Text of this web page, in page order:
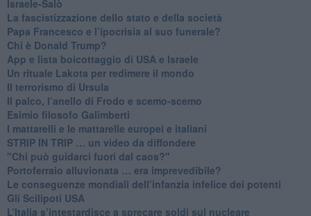
Israele-Salò
​La fascistizzazione dello stato e della società
Papa Francesco e l’ipocrisia al suo funerale?
​Chi è Donald Trump?
App e lista boicottaggio di USA e Israele
​Un rituale Lakota per redimere il mondo
Il terrorismo di Ursula
​Il palco, l’anello di Frodo e scemo-scemo
Esimio filosofo Galimberti
​I mattarelli e le mattarelle europei e italiani
​STRIP IN TRIP … un video da diffondere
"Chi può guidarci fuori dal caos?"
​Portoferraio alluvionata … era imprevedibile?
Le conseguenze mondiali dell’infanzia infelice dei potenti
​Gli Scilipoti USA
L’Italia s’intestardisce a sprecare soldi sul nucleare